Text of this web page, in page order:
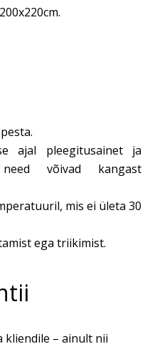
ajal pleegitusainet ja
need võivad kangast
mis ei ületa 30
ega triikimist.
kliendile – ainult nii